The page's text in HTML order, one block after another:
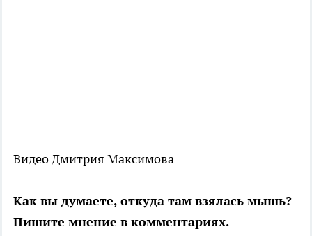
Видео Дмитрия Максимова
Как вы думаете, откуда там взялась мышь?
Пишите мнение в комментариях.